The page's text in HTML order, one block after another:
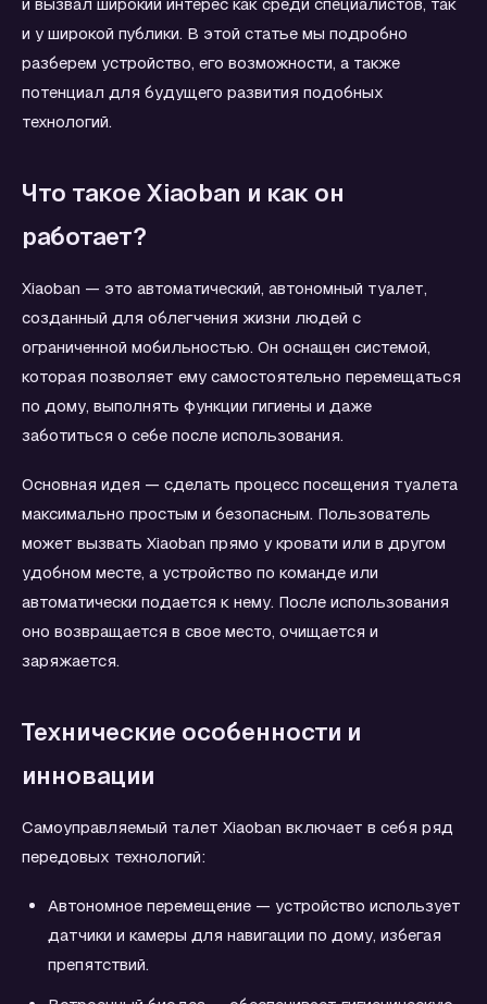
и у широкой публики. В этой статье мы подробно
разберем устройство, его возможности, а также
потенциал для будущего развития подобных
технологий.
Что такое Xiaoban и как он
работает?
Xiaoban — это автоматический, автономный туалет,
созданный для облегчения жизни людей с
ограниченной мобильностью. Он оснащен системой,
которая позволяет ему самостоятельно перемещаться
по дому, выполнять функции гигиены и даже
заботиться о себе после использования.
Основная идея — сделать процесс посещения туалета
максимально простым и безопасным. Пользователь
может вызвать Xiaoban прямо у кровати или в другом
удобном месте, а устройство по команде или
автоматически подается к нему. После использования
оно возвращается в свое место, очищается и
заряжается.
Технические особенности и
инновации
Самоуправляемый талет Xiaoban включает в себя ряд
передовых технологий:
Автономное перемещение — устройство использует
датчики и камеры для навигации по дому, избегая
препятствий.